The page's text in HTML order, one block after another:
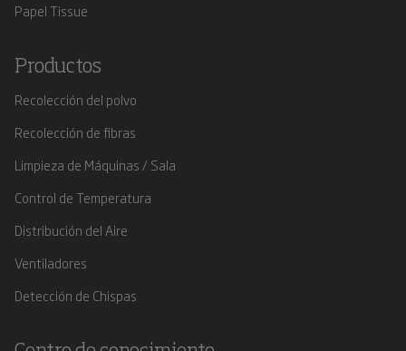
Papel Tissue
Productos
Recolección del polvo
Recolección de fibras
Limpieza de Máquinas / Sala
Control de Temperatura
Distribución del Aire
Ventiladores
Detección de Chispas